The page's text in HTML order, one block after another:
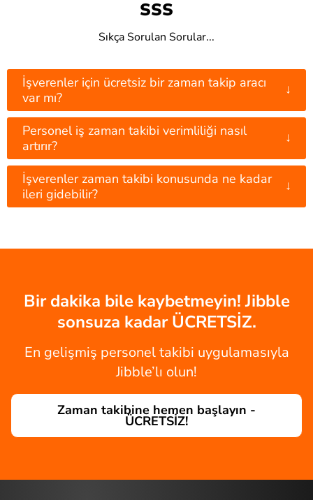
SSS
Sıkça Sorulan Sorular...
İşverenler için ücretsiz bir zaman takip aracı
var mı?
↓
Personel iş zaman takibi verimliliği nasıl
artırır?
↓
İşverenler zaman takibi konusunda ne kadar
ileri gidebilir?
↓
Bir dakika bile kaybetmeyin! Jibble
sonsuza kadar ÜCRETSİZ.
En gelişmiş personel takibi uygulamasıyla
Jibble’lı olun!
Zaman takibine hemen başlayın -
ÜCRETSİZ!